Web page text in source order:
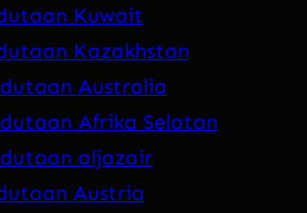
Kuwait
Kazakhstan
Australia
Afrika Selatan
aljazair
Austria